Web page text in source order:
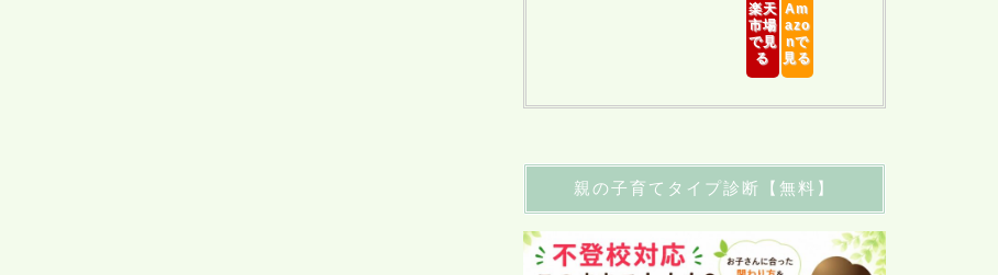
楽天
市場
で見
る
Am
azo
nで
見る
親の子育てタイプ診断【無料】